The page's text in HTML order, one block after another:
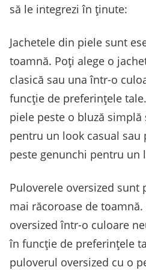
să le integrezi în ținute:
Jachetele din piele sunt
toamnă. Poți alege o
clasică sau una într-o
funcție de preferințele
piele peste o bluză
pentru un look casual sau
peste genunchi pentru un
Puloverele oversized sunt
mai răcoroase de
oversized într-o culoare
în funcție de preferințele
puloverul oversized cu o